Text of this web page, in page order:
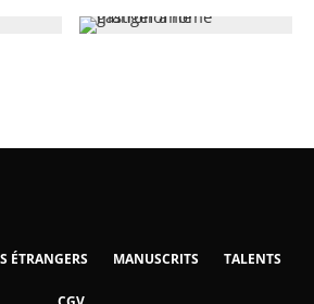
ÉTRANGERS MANUSCRITS TALENTS